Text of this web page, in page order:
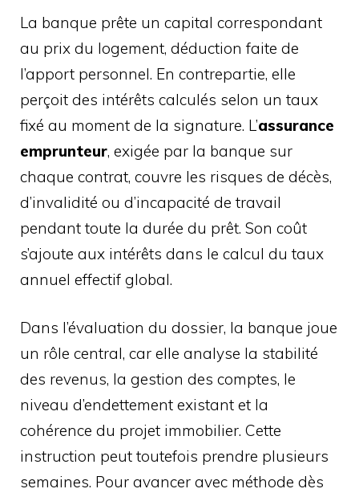
La banque prête un capital correspondant
au prix du logement, déduction faite de
l’apport personnel. En contrepartie, elle
perçoit des intérêts calculés selon un taux
fixé au moment de la signature. L’assurance
emprunteur, exigée par la banque sur
chaque contrat, couvre les risques de décès,
d’invalidité ou d’incapacité de travail
pendant toute la durée du prêt. Son coût
s’ajoute aux intérêts dans le calcul du taux
annuel effectif global.
Dans l’évaluation du dossier, la banque joue
un rôle central, car elle analyse la stabilité
des revenus, la gestion des comptes, le
niveau d’endettement existant et la
cohérence du projet immobilier. Cette
instruction peut toutefois prendre plusieurs
semaines. Pour avancer avec méthode dès